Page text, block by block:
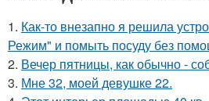
1. Как-то внезапно я решила
Режим" и помыть посуду без
2. Вечер пятницы, как обычно -
3. Мне 32, моей девушке 22.